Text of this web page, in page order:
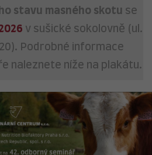
stavu masného skotu se
v sušické sokolovně (ul.
Podrobné informace
naleznete níže na plakátu.